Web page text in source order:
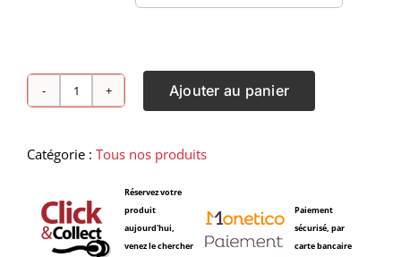
quantité
Ajouter au panier
Catégorie : Tous nos produits
Réservez votre
produit
aujourd'hui,
venez le chercher
Paiement
sécurisé, par
carte bancaire